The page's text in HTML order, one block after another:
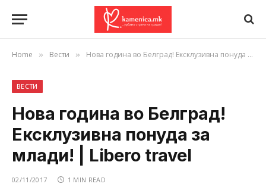
Home » Вести » Нова година во Белград! Ексклузивна понуда за млади! | Libero travel
ВЕСТИ
Нова година во Белград!
Ексклузивна понуда за
млади! | Libero travel
02/11/2017 1 MIN READ